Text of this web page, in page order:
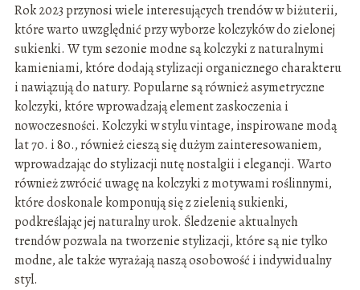
Rok 2023 przynosi wiele interesujących trendów w biżuterii,
które warto uwzględnić przy wyborze kolczyków do zielonej
sukienki. W tym sezonie modne są kolczyki z naturalnymi
kamieniami, które dodają stylizacji organicznego charakteru
i nawiązują do natury. Popularne są również asymetryczne
kolczyki, które wprowadzają element zaskoczenia i
nowoczesności. Kolczyki w stylu vintage, inspirowane modą
lat 70. i 80., również cieszą się dużym zainteresowaniem,
wprowadzając do stylizacji nutę nostalgii i elegancji. Warto
również zwrócić uwagę na kolczyki z motywami roślinnymi,
które doskonale komponują się z zielenią sukienki,
podkreślając jej naturalny urok. Śledzenie aktualnych
trendów pozwala na tworzenie stylizacji, które są nie tylko
modne, ale także wyrażają naszą osobowość i indywidualny
styl.